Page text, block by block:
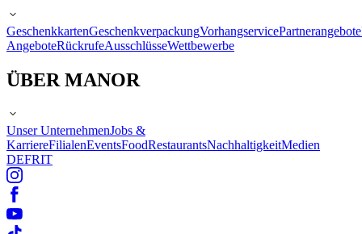
GeschenkkartenGeschenkverpackungVorhangservicePartnerangebote
AngeboteRückrufeAusschlüsseWettbewerbe
ÜBER MANOR
Unser UnternehmenJobs &
KarriereFilialenEventsFoodRestaurantsNachhaltigkeitMedien
DEFRIT